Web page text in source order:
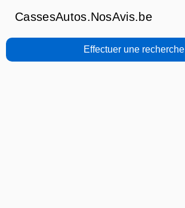
CassesAutos.NosAvis.be
Effectuer une recherche